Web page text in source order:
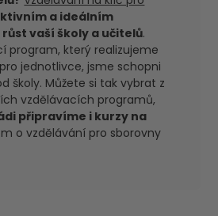
a ideálním
vaší školy a učitelů.
program, který realizujeme
jednotlivce, jsme schopni
školy. Můžete si tak vybrat z
vzdělávacích programů,
připravíme i kurzy na
o vzdělávání pro sborovny